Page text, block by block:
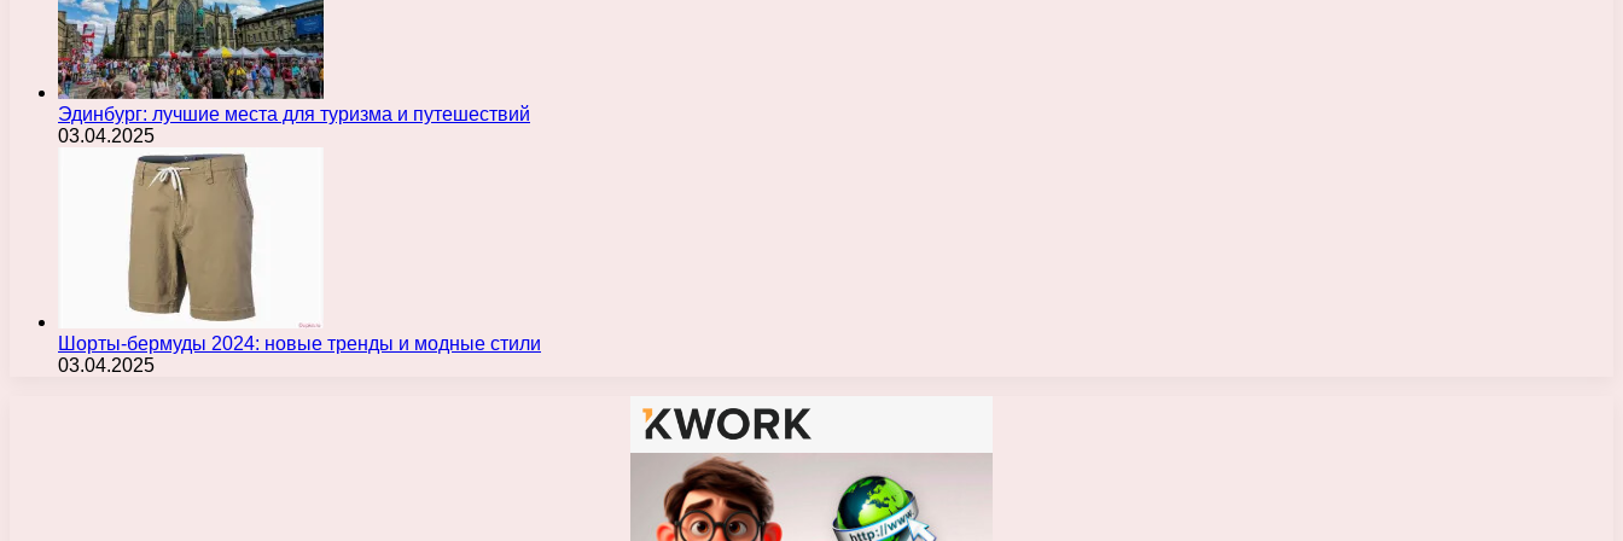
Эдинбург: лучшие места для туризма и путешествий
03.04.2025
Шорты-бермуды 2024: новые тренды и модные стили
03.04.2025